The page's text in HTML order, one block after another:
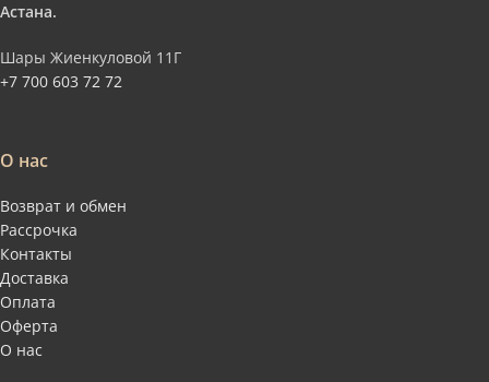
Астана.
Шары Жиенкуловой 11Г
+7 700 603 72 72
О нас
Возврат и обмен
Рассрочка
Контакты
Доставка
Оплата
Оферта
О нас